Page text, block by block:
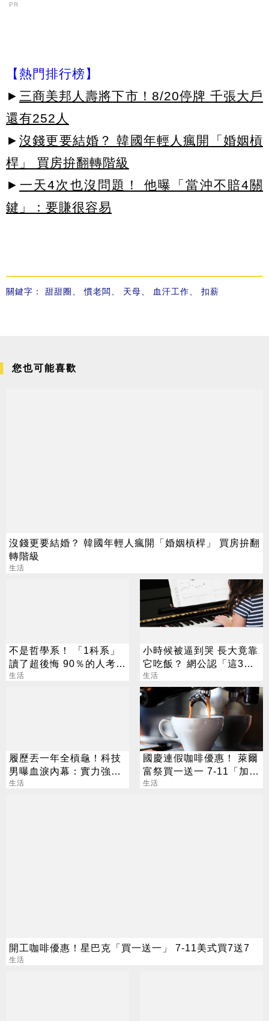
PR
【熱門排行榜】
► 三商美邦人壽將下市！8/20停牌 千張大戶
還有252人
► 沒錢更要結婚？ 韓國年輕人瘋開「婚姻槓
桿」 買房拚翻轉階級
► 一天4次也沒問題！ 他曝「當沖不賠4關
鍵」：要賺很容易
關鍵字： 甜甜圈 、慣老闆、 天母、 血汗工作、 扣薪
您也可能喜歡
沒錢更要結婚？ 韓國年輕人瘋開「婚姻槓桿」 買房拚翻
轉階級
生活
不是哲學系！ 「1科系」
讀了超後悔 90％的人考不
上證照
生活
小時候被逼到哭 長大竟靠
它吃飯？ 網公認「這3
招」最划算
生活
履歷丟一年全槓龜！科技
男曝血淚內幕：實力強也
沒用
生活
國慶連假咖啡優惠！ 萊爾
富祭買一送一 7-11「加
10元多1杯」
生活
開工咖啡優惠！星巴克「買一送一」 7-11美式買7送7
生活